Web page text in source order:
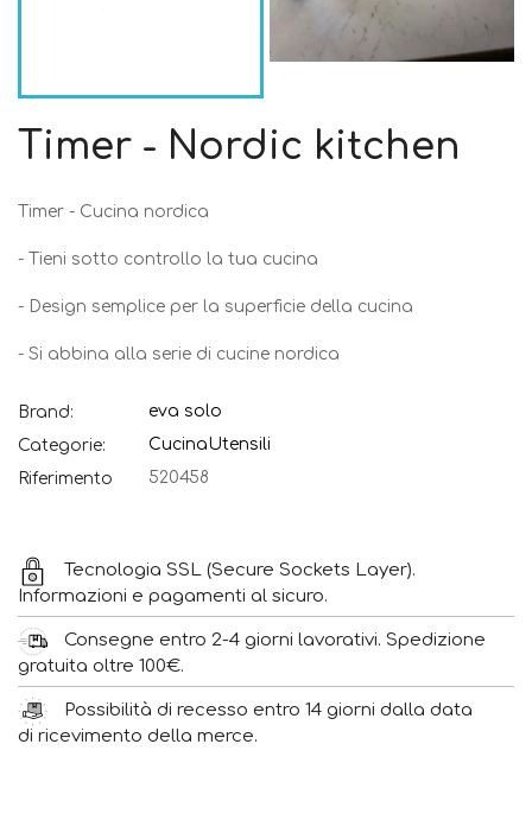
Timer - Nordic kitchen
Timer - Cucina nordica
- Tieni sotto controllo la tua cucina
- Design semplice per la superficie della cucina
- Si abbina alla serie di cucine nordica
Brand:
eva solo
Categorie:
CucinaUtensili
Riferimento
520458
Tecnologia SSL (Secure Sockets Layer).
Informazioni e pagamenti al sicuro.
Consegne entro 2-4 giorni lavorativi. Spedizione
gratuita oltre 100€.
Possibilità di recesso entro 14 giorni dalla data
di ricevimento della merce.